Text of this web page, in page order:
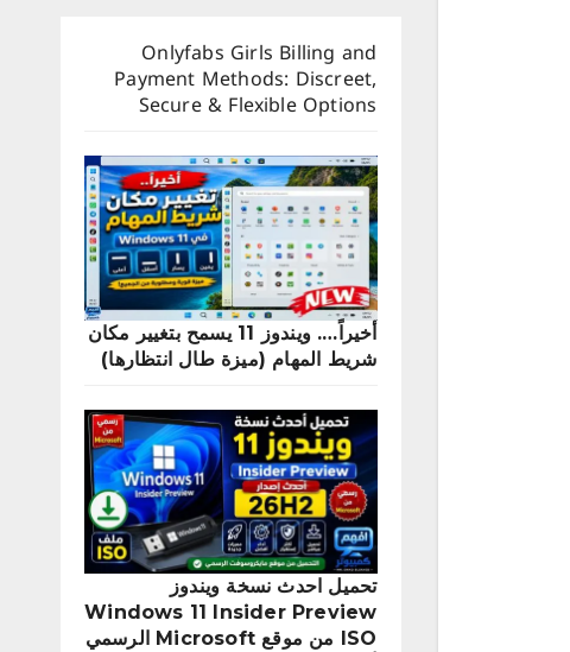
Onlyfabs Girls Billing and
Payment Methods: Discreet,
Secure & Flexible Options
أخيراً…. ويندوز 11 يسمح بتغيير مكان
شريط المهام (ميزة طال انتظارها)
تحميل احدث نسخة ويندوز
Windows 11 Insider Preview
ISO من موقع Microsoft الرسمي